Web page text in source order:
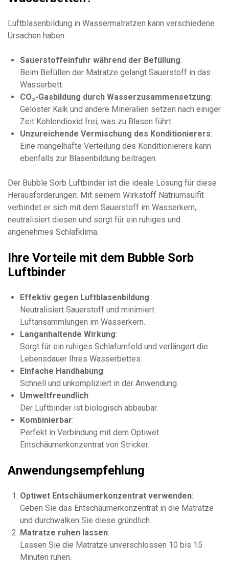
Luftblasenbildung in Wassermatratzen kann verschiedene
Ursachen haben:
Sauerstoffeinfuhr während der Befüllung:
Beim Befüllen der Matratze gelangt Sauerstoff in das
Wasserbett.
CO₂-Gasbildung durch Wasserzusammensetzung:
Gelöster Kalk und andere Mineralien setzen nach einiger
Zeit Kohlendioxid frei, was zu Blasen führt.
Unzureichende Vermischung des Konditionierers:
Eine mangelhafte Verteilung des Konditionierers kann
ebenfalls zur Blasenbildung beitragen.
Der Bubble Sorb Luftbinder ist die ideale Lösung für diese
Herausforderungen. Mit seinem Wirkstoff Natriumsulfit
verbindet er sich mit dem Sauerstoff im Wasserkern,
neutralisiert diesen und sorgt für ein ruhiges und
angenehmes Schlafklima.
Ihre Vorteile mit dem Bubble Sorb
Luftbinder
Effektiv gegen Luftblasenbildung:
Neutralisiert Sauerstoff und minimiert
Luftansammlungen im Wasserkern.
Langanhaltende Wirkung:
Sorgt für ein ruhiges Schlafumfeld und verlängert die
Lebensdauer Ihres Wasserbettes.
Einfache Handhabung:
Schnell und unkompliziert in der Anwendung.
Umweltfreundlich:
Der Luftbinder ist biologisch abbaubar.
Kombinierbar:
Perfekt in Verbindung mit dem Optiwet
Entschäumerkonzentrat von Stricker.
Anwendungsempfehlung
Optiwet Entschäumerkonzentrat verwenden:
Geben Sie das Entschäumerkonzentrat in die Matratze
und durchwalken Sie diese gründlich.
Matratze ruhen lassen:
Lassen Sie die Matratze unverschlossen 10 bis 15
Minuten ruhen.